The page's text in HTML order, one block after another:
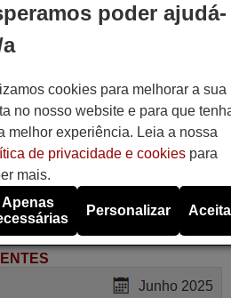
Junho 2025
poder ajudá-
cookies para melhorar a sua
no nosso website e para que
melhor experiência. Leia a nossa
de privacidade e cookiespara
mais.
Apenas
Personalizar